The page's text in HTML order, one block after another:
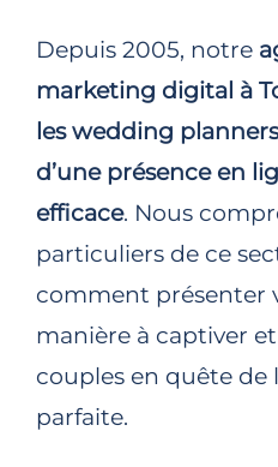
Depuis 2005, notre
marketing digital à
les wedding
d’une présence en
efficace. Nous
particuliers de ce
comment présenter
manière à captiver
couples en quête de
parfaite.